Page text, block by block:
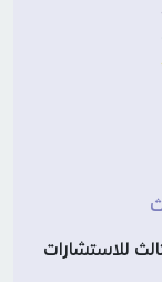
للاستشارات